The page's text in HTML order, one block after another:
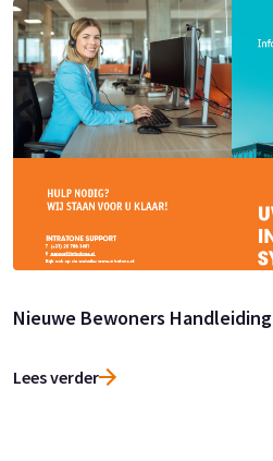
Nieuwe Bewoners Handleiding
Lees verder